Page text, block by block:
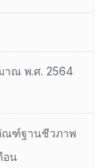
าณ พ.ศ. 2564
ณฑ์ฐานชีวภาพ
อน